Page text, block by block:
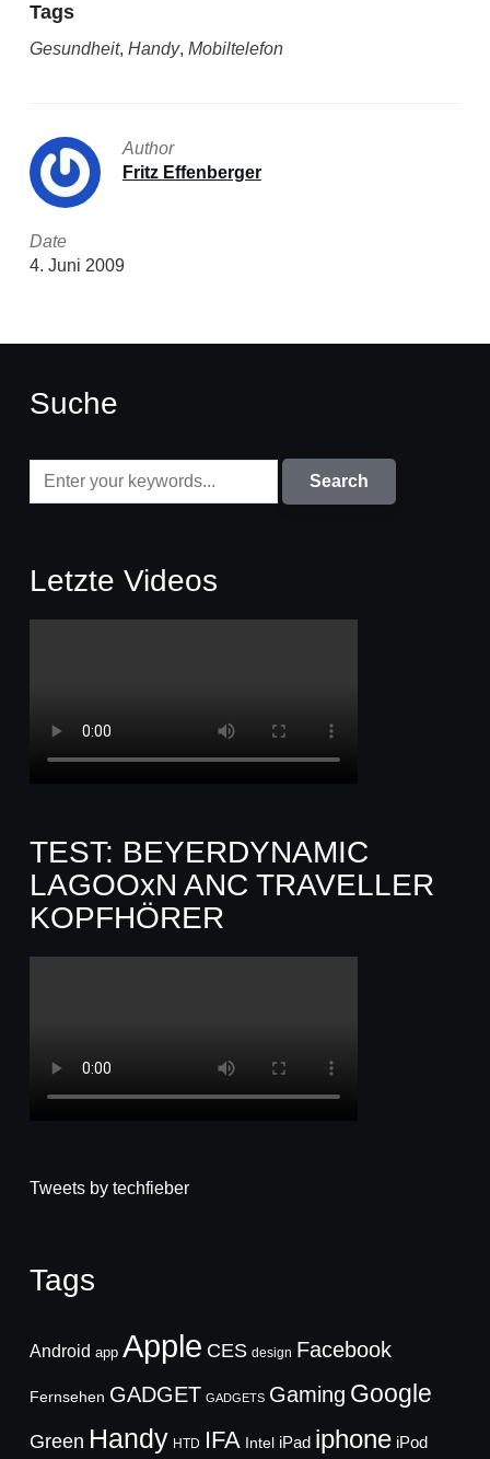
Tags
Gesundheit, Handy, Mobiltelefon
Author
Fritz Effenberger
Date
4. Juni 2009
Suche
Letzte Videos
TEST: BEYERDYNAMIC
LAGOOxN ANC TRAVELLER
KOPFHÖRER
Tweets by techfieber
Tags
Android app Apple CES design Facebook
Fernsehen GADGET GADGETS Gaming Google
Green Handy HTD IFA Intel iPad iphone iPod